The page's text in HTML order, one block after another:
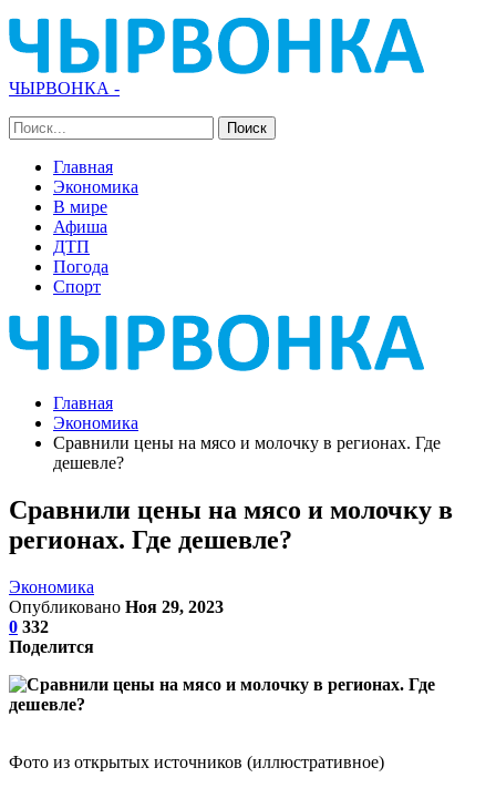
ЧЫРВОНКА -
Главная
Экономика
В мире
Афиша
ДТП
Погода
Спорт
Главная
Экономика
Сравнили цены на мясо и молочку в регионах. Где
дешевле?
Сравнили цены на мясо и молочку в
регионах. Где дешевле?
Экономика
Опубликовано Ноя 29, 2023
0 332
Поделится
Фото из открытых источников (иллюстративное)